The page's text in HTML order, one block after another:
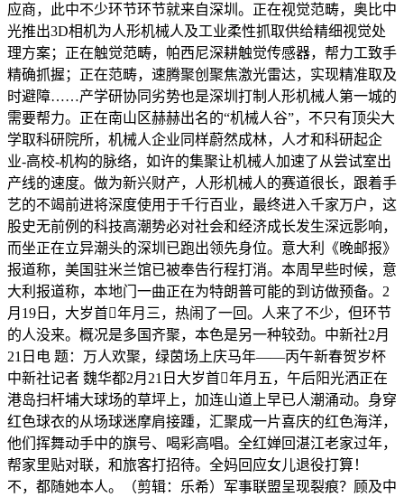
应商，此中不少环节环节就来自深圳。正在视觉范畴，奥比中
光推出3D相机为人形机械人及工业柔性抓取供给精细视觉处
理方案；正在触觉范畴，帕西尼深耕触觉传感器，帮力工致手
精确抓握；正在范畴，速腾聚创聚焦激光雷达，实现精准取及
时避障……产学研协同劣势也是深圳打制人形机械人第一城的
需要帮力。正在南山区赫赫出名的“机械人谷”，不只有顶尖大
学取科研院所，机械人企业同样蔚然成林，人才和科研起企
业-高校-机构的脉络，如许的集聚让机械人加速了从尝试室出
产线的速度。做为新兴财产，人形机械人的赛道很长，跟着手
艺的不竭前进将深度使用于千行百业，最终进入千家万户，这
股史无前例的科技高潮势必对社会和经济成长发生深远影响，
而坐正在立异潮头的深圳已跑出领先身位。意大利《晚邮报》
报道称，美国驻米兰馆已被奉告行程打消。本周早些时候，意
大利报道称，本地门一曲正在为特朗普可能的到访做预备。2
月19日，大岁首年月三，热闹了一回。人来了不少，但环节
的人没来。概况是多国齐聚，本色是另一种较劲。中新社2月
21日电 题：万人欢聚，绿茵场上庆马年——丙午新春贺岁杯
中新社记者 魏华都2月21日大岁首年月五，午后阳光洒正在
港岛扫杆埔大球场的草坪上，加连山道上早已人潮涌动。身穿
红色球衣的从场球迷摩肩接踵，汇聚成一片喜庆的红色海洋，
他们挥舞动手中的旗号、喝彩高唱。全红婵回湛江老家过年，
帮家里贴对联，和旅客打招待。全妈回应女儿退役打算！
不，都随她本人。（剪辑：乐希）军事联盟呈现裂痕？顾及中